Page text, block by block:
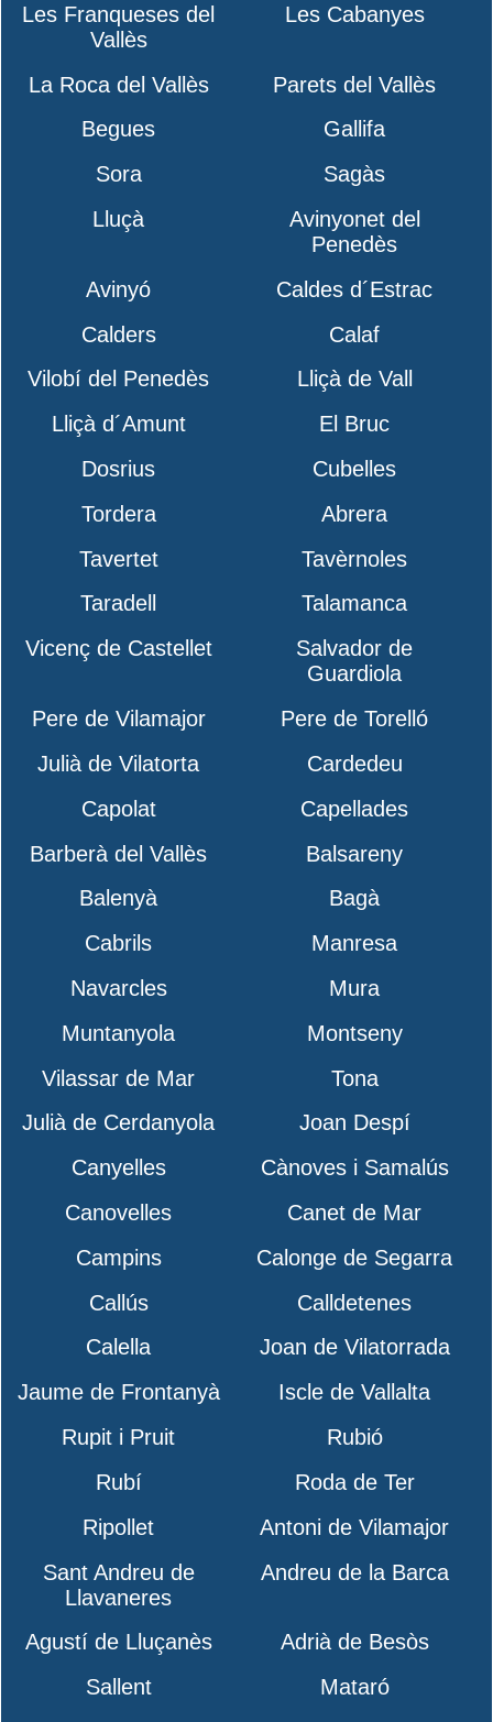
Les Franqueses del
Vallès
Les Cabanyes
La Roca del Vallès
Parets del Vallès
Begues
Gallifa
Sora
Sagàs
Lluçà
Avinyonet del
Penedès
Avinyó
Caldes d´Estrac
Calders
Calaf
Vilobí del Penedès
Lliçà de Vall
Lliçà d´Amunt
El Bruc
Dosrius
Cubelles
Tordera
Abrera
Tavertet
Tavèrnoles
Taradell
Talamanca
Vicenç de Castellet
Salvador de
Guardiola
Pere de Vilamajor
Pere de Torelló
Julià de Vilatorta
Cardedeu
Capolat
Capellades
Barberà del Vallès
Balsareny
Balenyà
Bagà
Cabrils
Manresa
Navarcles
Mura
Muntanyola
Montseny
Vilassar de Mar
Tona
Julià de Cerdanyola
Joan Despí
Canyelles
Cànoves i Samalús
Canovelles
Canet de Mar
Campins
Calonge de Segarra
Callús
Calldetenes
Calella
Joan de Vilatorrada
Jaume de Frontanyà
Iscle de Vallalta
Rupit i Pruit
Rubió
Rubí
Roda de Ter
Ripollet
Antoni de Vilamajor
Sant Andreu de
Llavaneres
Andreu de la Barca
Agustí de Lluçanès
Adrià de Besòs
Sallent
Mataró